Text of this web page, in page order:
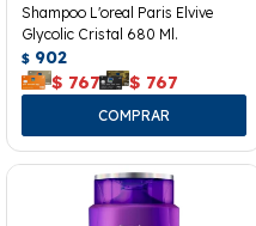
Shampoo L'oreal Paris Elvive
Glycolic Cristal 680 Ml.
$ 902
$ 767 $ 767